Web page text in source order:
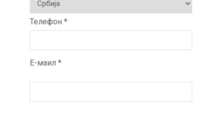
Телефон *
Е-маил *